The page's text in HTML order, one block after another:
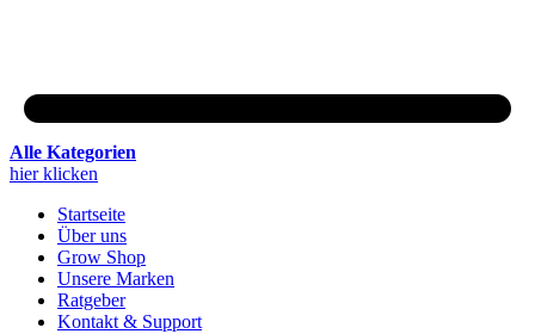
Alle Kategorien
hier klicken
Startseite
Über uns
Grow Shop
Unsere Marken
Ratgeber
Kontakt & Support